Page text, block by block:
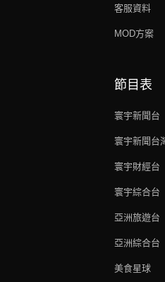
客服資料
MOD方案
節目表
寰宇新聞台
寰宇新聞台
寰宇財經台
寰宇綜合台
亞洲旅遊台
亞洲綜合台
美食星球